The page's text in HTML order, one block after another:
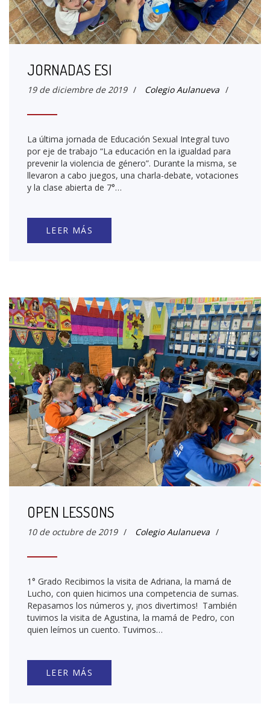
JORNADAS ESI
19 de diciembre de 2019 / Colegio Aulanueva /
La última jornada de Educación Sexual Integral tuvo
por eje de trabajo “La educación en la igualdad para
prevenir la violencia de género”. Durante la misma, se
llevaron a cabo juegos, una charla-debate, votaciones
y la clase abierta de 7°…
LEER MÁS
OPEN LESSONS
10 de octubre de 2019 / Colegio Aulanueva /
1° Grado Recibimos la visita de Adriana, la mamá de
Lucho, con quien hicimos una competencia de sumas.
Repasamos los números y, ¡nos divertimos! También
tuvimos la visita de Agustina, la mamá de Pedro, con
quien leímos un cuento. Tuvimos…
LEER MÁS